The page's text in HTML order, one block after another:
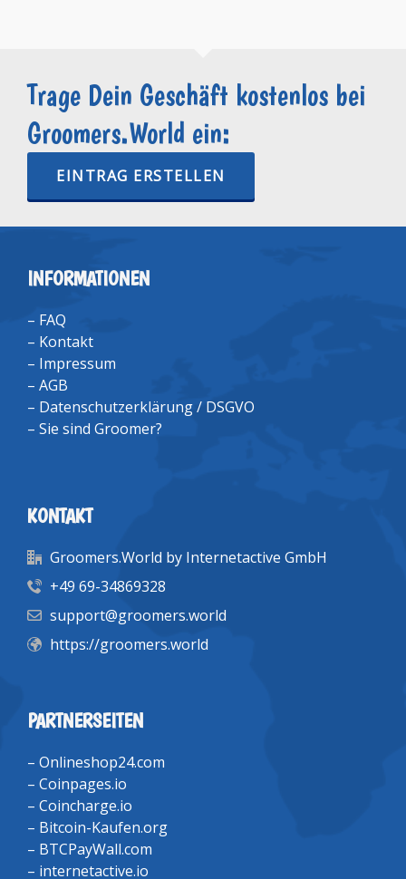
Trage Dein Geschäft kostenlos bei
Groomers.World ein:
EINTRAG ERSTELLEN
INFORMATIONEN
– FAQ
– Kontakt
– Impressum
– AGB
– Datenschutzerklärung / DSGVO
– Sie sind Groomer?
KONTAKT
Groomers.World by Internetactive GmbH
+49 69-34869328
support@groomers.world
https://groomers.world
PARTNERSEITEN
– Onlineshop24.com
– Coinpages.io
– Coincharge.io
– Bitcoin-Kaufen.org
– BTCPayWall.com
– internetactive.io